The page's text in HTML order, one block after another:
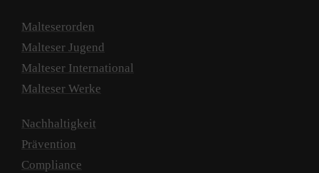
Malteserorden
Malteser Jugend
Malteser International
Malteser Werke
Nachhaltigkeit
Prävention
Compliance